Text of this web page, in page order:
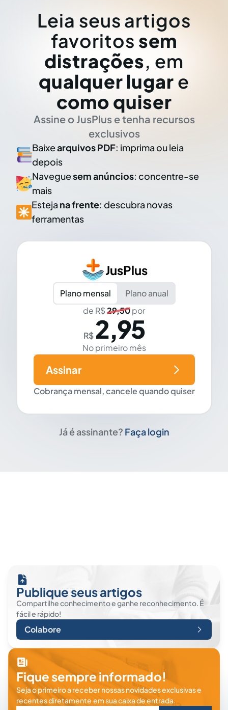
Leia seus artigos
favoritos sem
distrações, em
qualquer lugar e
como quiser
Assine o JusPlus e tenha recursos
exclusivos
Baixearquivos PDF: imprima ou leia
depois
Naveguesem anúncios: concentre-se
mais
Esteja na frente: descubra novas
ferramentas
JusPlus
Plano mensal
Plano anual
de R$29,50por
R$ 2,95
No primeiro mês
Cobrança mensal, cancele quando quiser
Assinar
Já é assinante? Faça login
Publique seus artigos
Compartilhe conhecimento e ganhe reconhecimento. É
fácil e rápido!
Colabore
Fique sempre informado!
Seja o primeiro a receber nossas novidades exclusivas e
recentes diretamente em sua caixa de entrada.